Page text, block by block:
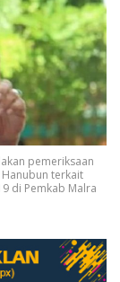
pemeriksaan
terkait
di Pemkab Malra